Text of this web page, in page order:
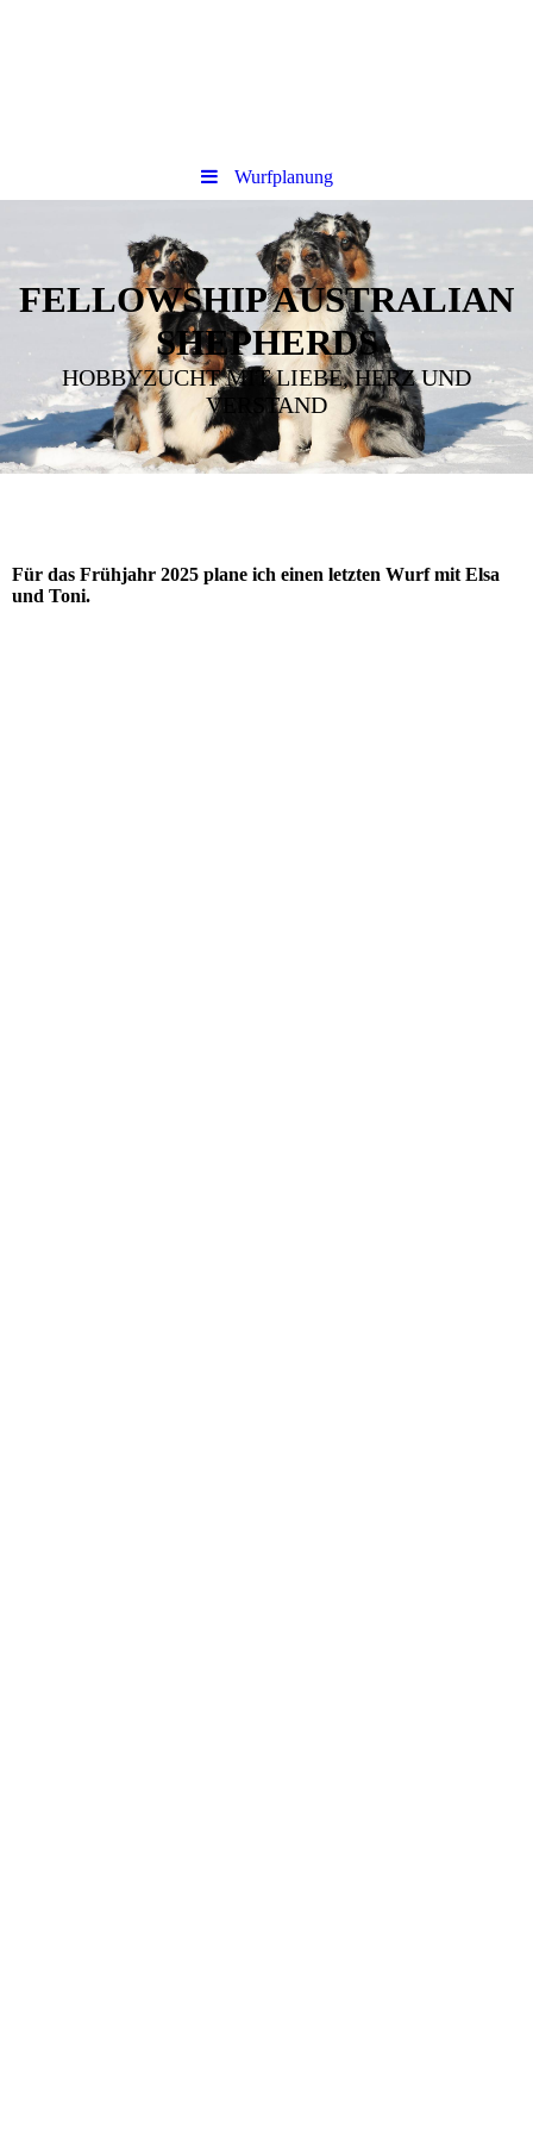
Wurfplanung
FELLOWSHIP AUSTRALIAN
SHEPHERDS
HOBBYZUCHT MIT LIEBE, HERZ UND
VERSTAND
Für das Frühjahr 2025 plane ich einen letzten Wurf mit Elsa
und Toni.